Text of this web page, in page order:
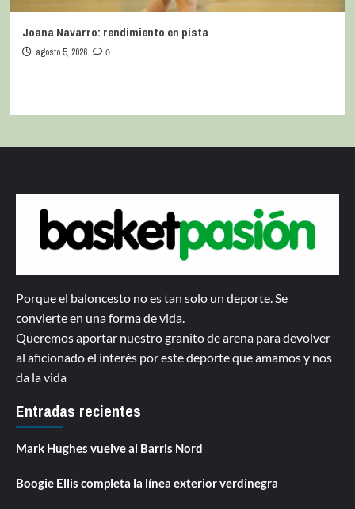
Joana Navarro: rendimiento en pista
agosto 5, 2026 0
Porque el baloncesto no es tan solo un deporte. Se
convierte en una forma de vida.
Queremos aportar nuestro granito de arena para devolver
al aficionado el interés por este deporte que amamos y nos
da la vida
Entradas recientes
Mark Hughes vuelve al Barris Nord
Boogie Ellis completa la línea exterior verdinegra